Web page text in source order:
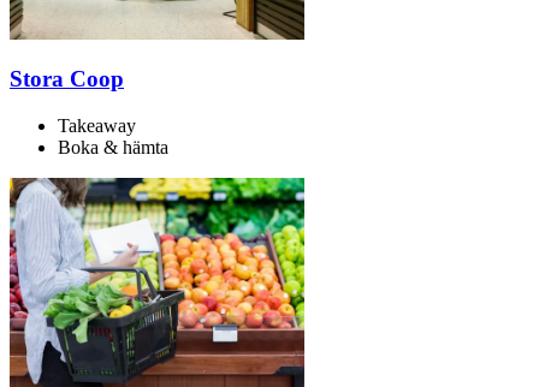
Lediga jobb
Magasin
Presentkort
Min Shopping-app
Stora Coop
Takeaway
Boka & hämta